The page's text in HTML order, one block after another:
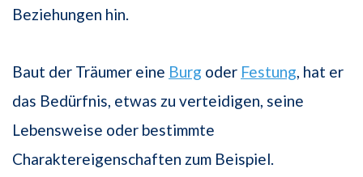
Beziehungen hin.
Baut der Träumer eine Burg oder Festung, hat er
das Bedürfnis, etwas zu verteidigen, seine
Lebensweise oder bestimmte
Charaktereigenschaften zum Beispiel.